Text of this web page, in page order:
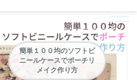
ドメイドなどの縫い物
簡単１００均のソフトビ
ニールケースでポーチリ
メイク作り方